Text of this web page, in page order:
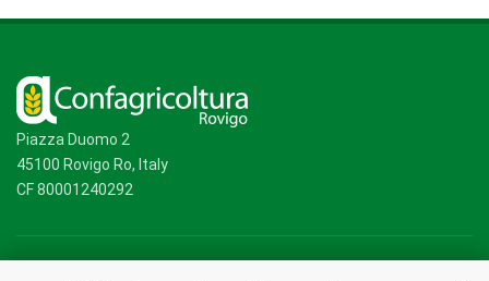
Piazza Duomo 2
45100 Rovigo Ro, Italy
CF 80001240292